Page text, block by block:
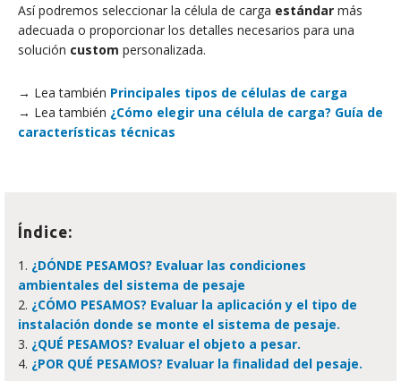
Así podremos seleccionar la célula de carga estándar más
adecuada o proporcionar los detalles necesarios para una
solución custom personalizada.
→ Lea también Principales tipos de células de carga
→ Lea también ¿Cómo elegir una célula de carga? Guía de
características técnicas
Índice:
1. ¿DÓNDE PESAMOS? Evaluar las condiciones
ambientales del sistema de pesaje
2. ¿CÓMO PESAMOS? Evaluar la aplicación y el tipo de
instalación donde se monte el sistema de pesaje.
3. ¿QUÉ PESAMOS? Evaluar el objeto a pesar.
4. ¿POR QUÉ PESAMOS? Evaluar la finalidad del pesaje.